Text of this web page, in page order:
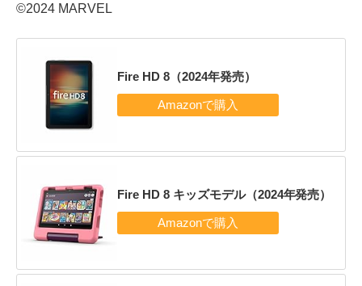
©2024 MARVEL
Fire HD 8（2024年発売）
Fire HD 8 キッズモデル（2024年発売）